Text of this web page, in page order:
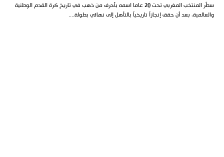
سطّر المنتخب المغربي تحت 20 عاما اسمه بأحرف من ذهب في تاريخ كرة القدم الوطنية
والعالمية، بعد أن حقق إنجازاً تاريخياً بالتأهل إلى نهائي بطولة....